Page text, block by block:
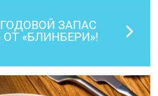
ЗАПАС
«БЛИНБЕРИ»!